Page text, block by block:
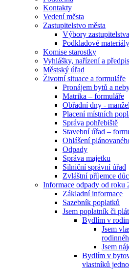
Kontakty
Vedení města
Zastupitelstvo města
Výbory
Podkladové
Komise starostky
Vyhlášky, nařízení a
Městský úřad
Životní situace a formuláře
Pronájem bytů a
Matrika – formuláře
Obřadní dny -
Placení místních
Správa pohřebiště
Stavební úřad –
Ohlášení
Odpady
Správa majetku
Silniční správní úřad
Zvláštní příjemce
Informace odpady od roku
Základní informace
Sazebník poplatků
Jsem poplatník či
Bydlím v
Jsem
Jsem
Bydlím v
vlastníků